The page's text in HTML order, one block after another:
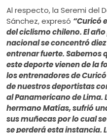
Al respecto, la Seremi del
Sánchez, expresó “Curicó
del ciclismo chileno. El
nacional se concentró
entrenar fuerte. Sabemos
este deporte vienen de la
los entrenadores de
de nuestros deportistas
al Panamericano de
hermano Matías, sufrió
sus muñecas por lo cual
se perderá esta instancia.